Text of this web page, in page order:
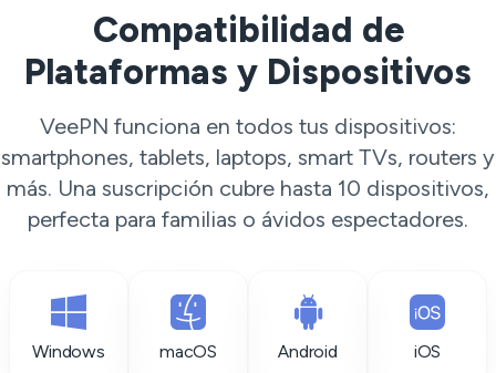
Compatibilidad de
Plataformas y Dispositivos
VeePN funciona en todos tus dispositivos:
smartphones, tablets, laptops, smart TVs, routers y
más. Una suscripción cubre hasta 10 dispositivos,
perfecta para familias o ávidos espectadores.
Windows macOS Android iOS